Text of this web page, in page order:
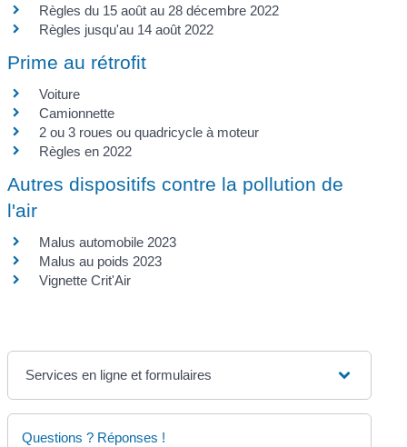
Règles du 15 août au 28 décembre 2022
Règles jusqu'au 14 août 2022
Prime au rétrofit
Voiture
Camionnette
2 ou 3 roues ou quadricycle à moteur
Règles en 2022
Autres dispositifs contre la pollution de
l'air
Malus automobile 2023
Malus au poids 2023
Vignette Crit'Air
Services en ligne et formulaires
Questions ? Réponses !